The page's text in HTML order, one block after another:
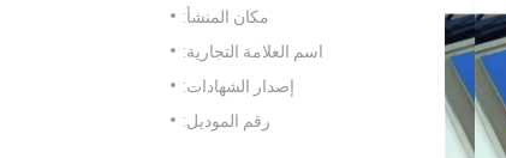
مكان المنشأ:
اسم العلامة التجارية:
إصدار الشهادات:
رقم الموديل: